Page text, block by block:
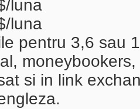
luna
luna
pentru 3,6 sau
si in link